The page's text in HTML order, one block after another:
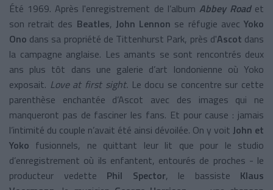
Été 1969. Après l'enregistrement de l’album Abbey Roadet
son retrait des Beatles, John Lennon se réfugie avecYoko
Ono dans sa propriété de Tittenhurst Park, près d'Ascot dans
la campagne anglaise. Les amants se sont rencontrés deux
ans plus tôt dans une galerie d’art londonienne où Yoko
exposait. Love at first sight. Le docu se concentre sur cette
parenthèse enchantée d’Ascot avec des images qui ne
manqueront pas de fasciner les fans. Et pour cause : jamais
l’intimité du couple n’avait été ainsi dévoilée. On y voit John et
Yoko fusionnels, ne quittant leur lit que pour le studio
d’enregistrement où ils enfantent, entourés de proches - le
producteur vedette Phil Spector, le bassiste Klaus